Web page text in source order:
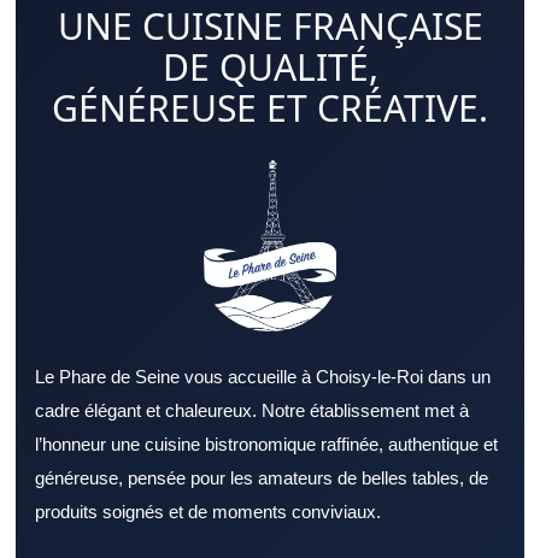
UNE CUISINE FRANÇAISE
DE QUALITÉ,
GÉNÉREUSE ET CRÉATIVE.
Le Phare de Seine vous accueille à Choisy-le-Roi dans un
cadre élégant et chaleureux. Notre établissement met à
l’honneur une cuisine bistronomique raffinée, authentique et
généreuse, pensée pour les amateurs de belles tables, de
produits soignés et de moments conviviaux.